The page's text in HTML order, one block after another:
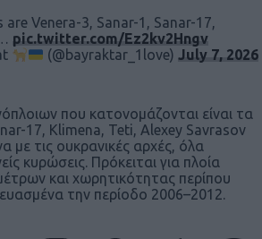
Venera-3, Sanar-1, Sanar-17,
pic.twitter.com/Ez2kv2Hngv
(@bayraktar_1love)July 7, 2026
που κατονομάζονται είναι τα
17, Klimena, Teti, Alexey Savrasov
με τις ουκρανικές αρχές, όλα
κυρώσεις. Πρόκειται για πλοία
και χωρητικότητας περίπου
την περίοδο 2006–2012.